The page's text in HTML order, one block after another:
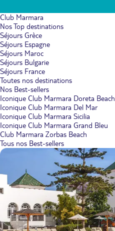
Club Marmara
Nos Top destinations
Séjours Grèce
Séjours Espagne
Séjours Maroc
Séjours Bulgarie
Séjours France
Toutes nos destinations
Nos Best-sellers
Iconique Club Marmara Doreta Beach
Iconique Club Marmara Del Mar
Iconique Club Marmara Sicilia
Iconique Club Marmara Grand Bleu
Club Marmara Zorbas Beach
Tous nos Best-sellers